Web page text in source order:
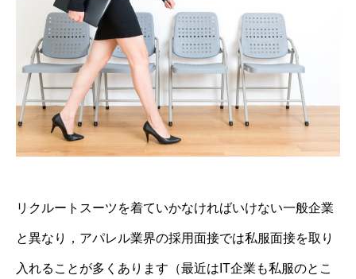
リクルートスーツを着ていかなければいけない一般企業
と異なり，アパレル業界の採用面接では私服面接を取り
入れることが多くあります（最近はIT企業も私服のとこ